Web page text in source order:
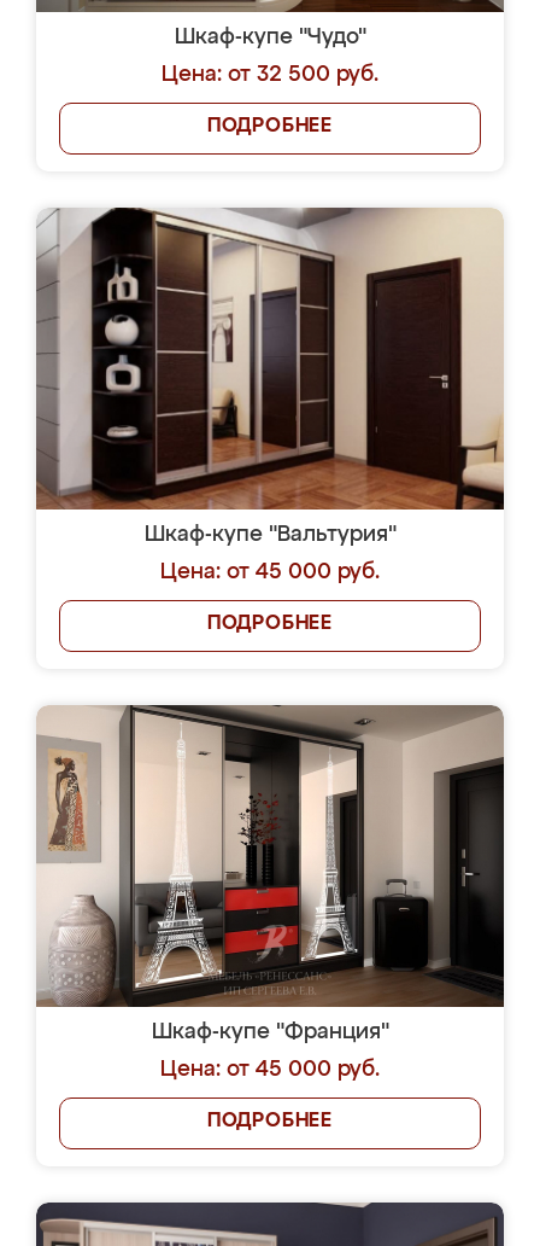
Шкаф-купе "Чудо"
Цена: от 32 500 руб.
ПОДРОБНЕЕ
Шкаф-купе "Вальтурия"
Цена: от 45 000 руб.
ПОДРОБНЕЕ
Шкаф-купе "Франция"
Цена: от 45 000 руб.
ПОДРОБНЕЕ